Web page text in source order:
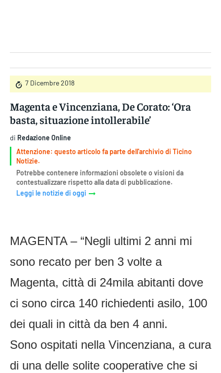
7 Dicembre 2018
Magenta e Vincenziana, De Corato: ‘Ora
basta, situazione intollerabile’
di Redazione Online
Attenzione: questo articolo fa parte dell'archivio di Ticino
Notizie.
Potrebbe contenere informazioni obsolete o visioni da
contestualizzare rispetto alla data di pubblicazione.
Leggi le notizie di oggi
MAGENTA – “Negli ultimi 2 anni mi
sono recato per ben 3 volte a
Magenta, città di 24mila abitanti dove
ci sono circa 140 richiedenti asilo, 100
dei quali in città da ben 4 anni.
Sono ospitati nella Vincenziana, a cura
di una delle solite cooperative che si